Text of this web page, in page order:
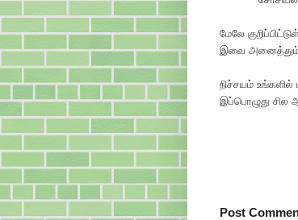
மேலே
இவை அனைத்தும்
நிச்சயம் உங்களில்
இப்பொழுது சில
Post